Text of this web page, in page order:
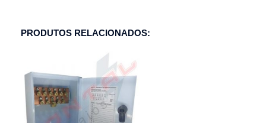
PRODUTOS RELACIONADOS: